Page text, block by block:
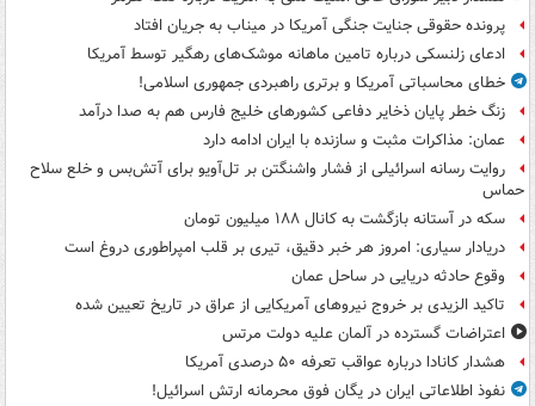
پرونده حقوقی جنایت جنگی آمریکا در میناب به جریان افتاد
ادعای زلنسکی درباره تامین ماهانه موشک‌های رهگیر توسط آمریکا
خطای محاسباتی آمریکا و برتری راهبردی جمهوری اسلامی!
زنگ خطر پایان ذخایر دفاعی کشورهای خلیج فارس هم به صدا درآمد
عمان: مذاکرات مثبت و سازنده با ایران ادامه دارد
روایت رسانه اسرائیلی از فشار واشنگتن بر تل‌آویو برای آتش‌بس و خلع سلاح
حماس
سکه در آستانه بازگشت به کانال ۱۸۸ میلیون تومان
دریادار سیاری: امروز هر خبر دقیق، تیری بر قلب امپراطوری دروغ است
وقوع حادثه دریایی در ساحل عمان
تاکید الزیدی بر خروج نیروهای آمریکایی از عراق در تاریخ تعیین شده
اعتراضات گسترده در آلمان علیه دولت مرتس
هشدار کانادا درباره عواقب تعرفه ۵۰ درصدی آمریکا
نفوذ اطلاعاتی ایران در یگان فوق محرمانه ارتش اسرائیل!